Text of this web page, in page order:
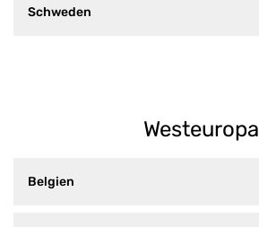
Schweden
Westeuropa
Belgien